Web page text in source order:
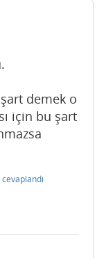
demek o
için bu şart
cevaplandı